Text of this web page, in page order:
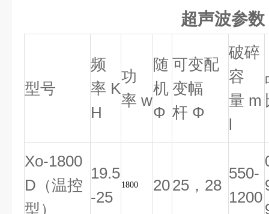
超声波参数
型号
频
率 K
H
功
率 w
随
机
Φ
可变配
变幅
杆 Φ
破碎
容
量 m
l
Xo-1800
D（温控
型）
19.5
-25
1800 2025，28
550-
1200